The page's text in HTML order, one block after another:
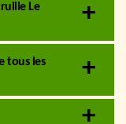
Le
tous les